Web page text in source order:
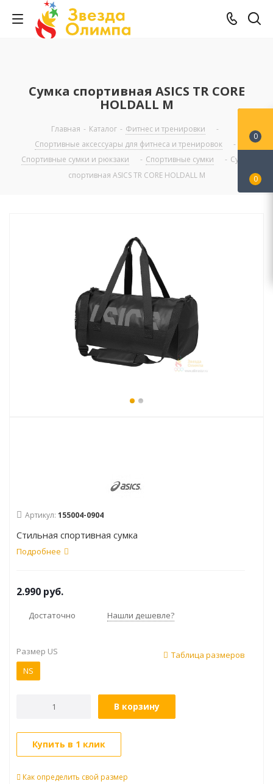
Сумка спортивная ASICS TR CORE
HOLDALL M
Главная - Каталог - Фитнес и тренировки
-
Спортивные аксессуары для фитнеса и тренировок
-
Спортивные сумки и рюкзаки
- Спортивные сумки - Сумка
спортивная ASICS TR CORE HOLDALL M
Артикул: 155004-0904
Стильная спортивная сумка
Подробнее
2.990 руб.
Достаточно Нашли дешевле?
Таблица размеров
Размер US
NS
В корзину
Купить в 1 клик
Как определить свой размер
0
0